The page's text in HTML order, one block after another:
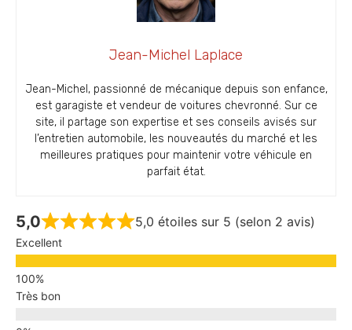
Jean-Michel Laplace
Jean-Michel, passionné de mécanique depuis son enfance,
est garagiste et vendeur de voitures chevronné. Sur ce
site, il partage son expertise et ses conseils avisés sur
l’entretien automobile, les nouveautés du marché et les
meilleures pratiques pour maintenir votre véhicule en
parfait état.
5,0 5,0 étoiles sur 5 (selon 2 avis)
Excellent
Très bon